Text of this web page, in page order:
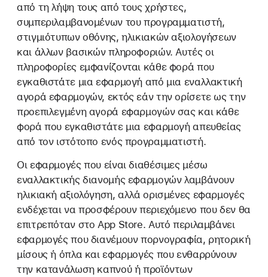
από τη λήψη τους από τους χρήστες,
συμπεριλαμβανομένων του προγραμματιστή,
στιγμιότυπων οθόνης, ηλικιακών αξιολογήσεων
και άλλων βασικών πληροφοριών. Αυτές οι
πληροφορίες εμφανίζονται κάθε φορά που
εγκαθιστάτε μια εφαρμογή από μια εναλλακτική
αγορά εφαρμογών, εκτός εάν την ορίσετε ως την
προεπιλεγμένη αγορά εφαρμογών σας και κάθε
φορά που εγκαθιστάτε μια εφαρμογή απευθείας
από τον ιστότοπο ενός προγραμματιστή.
Οι εφαρμογές που είναι διαθέσιμες μέσω
εναλλακτικής διανομής εφαρμογών λαμβάνουν
ηλικιακή αξιολόγηση, αλλά ορισμένες εφαρμογές
ενδέχεται να προσφέρουν περιεχόμενο που δεν θα
επιτρεπόταν στο App Store. Αυτό περιλαμβάνει
εφαρμογές που διανέμουν πορνογραφία, ρητορική
μίσους ή όπλα και εφαρμογές που ενθαρρύνουν
την κατανάλωση καπνού ή προϊόντων